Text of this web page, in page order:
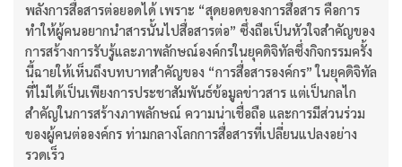
พลังการสื่อสารต่อยอดได้ เพราะ “สุดยอดของการสื่อสาร คือการ
ทำให้ผู้คนอยากนำสารนั้นไปสื่อสารต่อ” ซึ่งถือเป็นหัวใจสำคัญของ
การสร้างการรับรู้และภาพลักษณ์องค์กรในยุคดิจิทัลซึ่งกิจกรรมครั้ง
นี้ฉายให้เห็นถึงบทบาทสำคัญของ “การสื่อสารองค์กร” ในยุคดิจิทัล
ที่ไม่ได้เป็นเพียงการประชาสัมพันธ์ข้อมูลข่าวสาร แต่เป็นกลไก
สำคัญในการสร้างภาพลักษณ์ ความน่าเชื่อถือ และการมีส่วนร่วม
ของผู้คนต่อองค์กร ท่ามกลางโลกการสื่อสารที่เปลี่ยนแปลงอย่าง
รวดเร็ว